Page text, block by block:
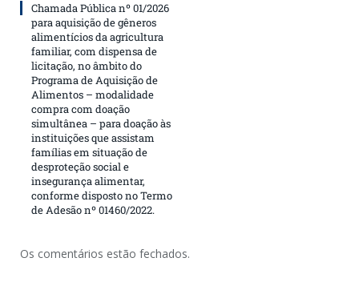
Chamada Pública nº 01/2026
para aquisição de gêneros
alimentícios da agricultura
familiar, com dispensa de
licitação, no âmbito do
Programa de Aquisição de
Alimentos – modalidade
compra com doação
simultânea – para doação às
instituições que assistam
famílias em situação de
desproteção social e
insegurança alimentar,
conforme disposto no Termo
de Adesão nº 01460/2022.
Os comentários estão fechados.